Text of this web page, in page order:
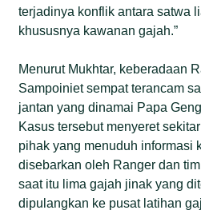
terjadinya konflik antara satwa
khususnya kawanan gajah.”
Menurut Mukhtar, keberadaan
Sampoiniet sempat terancam
jantan yang dinamai Papa
Kasus tersebut menyeret
pihak yang menuduh informasi
disebarkan oleh Ranger dan
saat itu lima gajah jinak yang
dipulangkan ke pusat latihan